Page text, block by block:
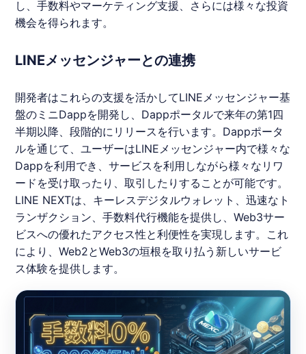
し、手数料やマーケティング支援、さらには様々な投資
機会を得られます。
LINEメッセンジャーとの連携
開発者はこれらの支援を活かしてLINE メッセンジャー基
盤のミニDappを開発し、Dappポータルで来年の第1四
半期以降、段階的にリリースを行います。Dappポータ
ルを通じて、ユーザーはLINE メッセンジャー内で様々な
Dappを利用でき、サービスを利用しながら様々なリワ
ードを受け取ったり、取引したりすることが可能です。
LINE NEXTは、キーレスデジタルウォレット、迅速なト
ランザクション、手数料代行機能を提供し、Web3サー
ビスへの優れたアクセス性と利便性を実現します。これ
により、Web2とWeb3の垣根を取り払う新しいサービ
ス体験を提供します。